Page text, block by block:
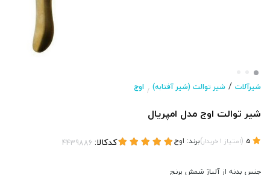
شیرآلات / شیر توالت (شیر آفتابه) / اوج
شیر توالت اوج مدل امپریال
(امتیاز 1خریدار)برند: اوج کدکالا:
جنس بدنه از آلیاژ شمش برنج